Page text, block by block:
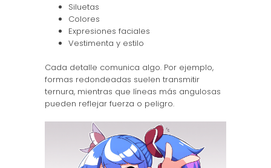
Siluetas
Colores
Expresiones faciales
Vestimenta y estilo
Cada detalle comunica algo. Por ejemplo,
formas redondeadas suelen transmitir
ternura, mientras que líneas más angulosas
pueden reflejar fuerza o peligro.